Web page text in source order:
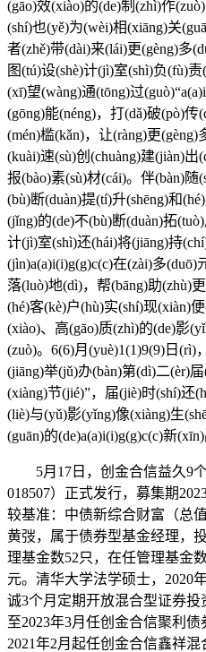
(gāo)效(xiào)的(de)制(zhì)作
(shí)也(yě)为(wèi)相(xiāng)关
者(zhě)带(dài)来(lái)更(gèng)多
图(tú)设(shè)计(jì)室(shì)负(fù)
(xī)望(wàng)通(tōng)过
(gōng)能(néng)，打(dǎ)破(pò)传
(mén)槛(kǎn)，让(ràng)更
(kuài)速(sù)创(chuàng)建(jiàn)
报(bào)素(sù)材(cái)。伴(bàn)随
(bù)断(duàn)提(tí)升(shēng)和
(jǐng)的(de)不(bù)断(duàn)拓
计(jì)室(shì)还(hái)将(jiāng)持
(jìn)a(a)i(i)g(g)c(c)在(zài)多(duō)
落(luò)地(dì)，帮(bāng)助(zhù)
(hé)客(kè)户(hù)实(shí)现(xiàn)
(xiào)、高(gāo)质(zhì)的(de)影
(zuò)。6(6)月(yuè)1(1)9(9)日(rì)
(jiāng)举(jǔ)办(bàn)第(dì)二(èr)
(xiàng)节(jié)”，届(jiè)时(shí)还
(liè)与(yǔ)影(yǐng)像(xiàng)生
(guān)的(de)a(a)i(i)g(g)c(c)新(xīn)
5月17日，创金合信益久9个
018507）正式发行，募集期
较基准：中债新综合财富（总
黄弢，属于债券型基金经理，
理基金数52只，在任管理基金
元。清华大学法学硕士，2020
诚3个月定期开放混合型证券投
至2023年3月任创金合信聚利债
2021年2月起任创金合信鑫祥混